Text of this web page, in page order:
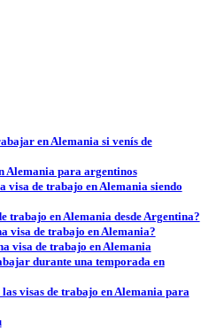
en Alemania si venís de
Alemania para argentinos
visa de trabajo en Alemania siendo
trabajo en Alemania desde Argentina?
visa de trabajo en Alemania?
visa de trabajo en Alemania
durante una temporada en
visas de trabajo en Alemania para